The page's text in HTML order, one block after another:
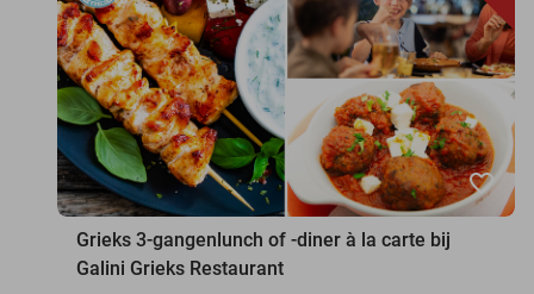
favorite_border
Grieks 3-gangenlunch of -diner à la carte bij
Galini Grieks Restaurant